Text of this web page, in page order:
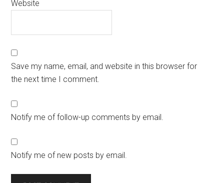
Website
Save my name, email, and website in this browser for
the next time I comment.
Notify me of follow-up comments by email.
Notify me of new posts by email.